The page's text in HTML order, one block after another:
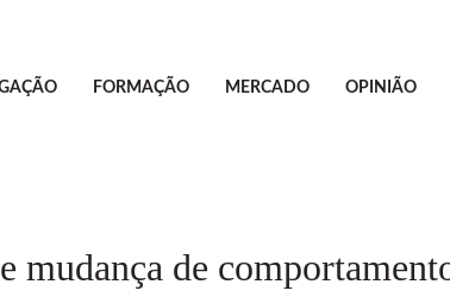
FORMAÇÃO MERCADO OPINIÃO
mudança de